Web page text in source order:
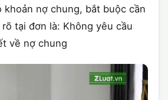
khoản nợ chung, bắt buộc cần
tại đơn là: Không yêu cầu
về nợ chung